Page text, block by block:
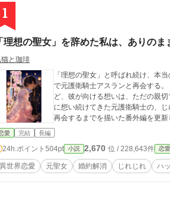
1
理想の聖女」を辞めた私は、ありの
と珈琲
「理想の聖女」と呼ばれ続け、本当の気持ちを隠してき
で元護衛騎士アスランと再会する。 世間知らずなオリビアに、買い物も料理も優しく教えてくれるアスラン。けれ
ど、彼が向ける想いは、ただの親切ではなく――。 自分の「好き」を取り戻し
に想い続けてきた元護衛騎士の、じれじれ溺愛恋物語。 本編13話完結済
再会するまでを描いた番外編を更新
愛 完結 長編
24h.ポイント 504pt 小説 2,670 位 / 228,643件 恋愛
異世界恋愛 元聖女 婚約解消 じれじれ ハ